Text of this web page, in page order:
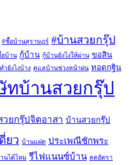
#ซื้อบ้านสุราษฎร์ #บ้านสวยกรุ๊ป
อบ้าน กู้บ้าน กู้บ้านยังไงให้ผ่าน ขอสิน
ำยังไงบ้าง ดูแลบ้านช่วงหน้าฝน ทอดกฐิน
ทบ้านสวยกรุ๊ป
วยกรุ๊ปจิตอาสา บ้านสวยกรุ๊ป
ยว บ้านแฝด ประเพณีชักพระ
นได้ไหม รีไฟแนนซ์บ้าน ลดอัตรา